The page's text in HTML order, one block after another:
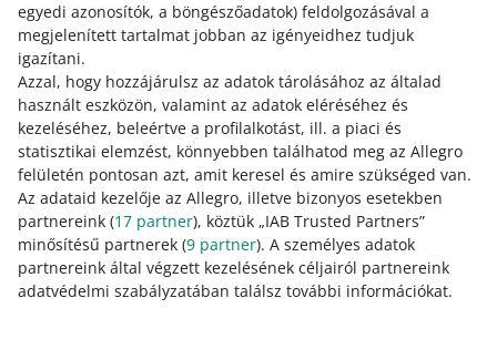
egyedi azonosítók, a böngészőadatok) feldolgozásával a
megjelenített tartalmat jobban az igényeidhez tudjuk
igazítani.
Azzal, hogy hozzájárulsz az adatok tárolásához az általad
használt eszközön, valamint az adatok eléréséhez és
kezeléséhez, beleértve a profilalkotást, ill. a piaci és
statisztikai elemzést, könnyebben találhatod meg az Allegro
felületén pontosan azt, amit keresel és amire szükséged van.
Az adataid kezelője az Allegro, illetve bizonyos esetekben
partnereink (17 partner), köztük „IAB Trusted Partners”
minősítésű partnerek (9 partner). A személyes adatok
partnereink által végzett kezelésének céljairól partnereink
adatvédelmi szabályzatában találsz további információkat.
a hónap 14. napján az általunk megjelölt összegtől,
naponta az általunk megadott összegnél.
Gyakran ismételt kérdések
Hogyan változtathatom meg a kifizetési
gyakoriságát?
A kifizetés gyakoriságát csak a kifizetési séma szerint
változtathatod meg. Ezt aKifizetési beállításokalatt
teheted meg. Kattints a [beállítások módosítása] gombra
a kiválasztott szekcióban a forint vagy más valuta
Törölhetek egy elmentett kifizetési módot?
Igen, aKifizetési beállításokalatt törölheted a kiválasztott
Hogyan változtathatom meg a mentett kifizetési
módomat?